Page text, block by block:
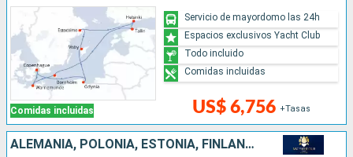
Comidas incluidas US$ 6,756 +Tasas
Servicio de mayordomo las 24h
Espacios exclusivos Yacht Club
Todo incluido
Comidas incluidas
ALEMANIA, POLONIA, ESTONIA, FINLANDIA, SUECIA, DINAMARCA